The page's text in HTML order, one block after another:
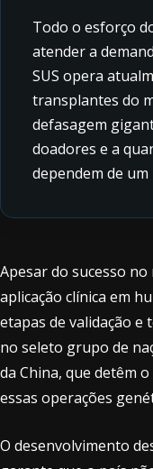
Todo o esforço
atender a
SUS opera
transplantes do
defasagem
doadores e a
dependem de
Apesar do sucesso
aplicação clínica em
etapas de validação
no seleto grupo de
da China, que detêm
essas operações
O desenvolvimento